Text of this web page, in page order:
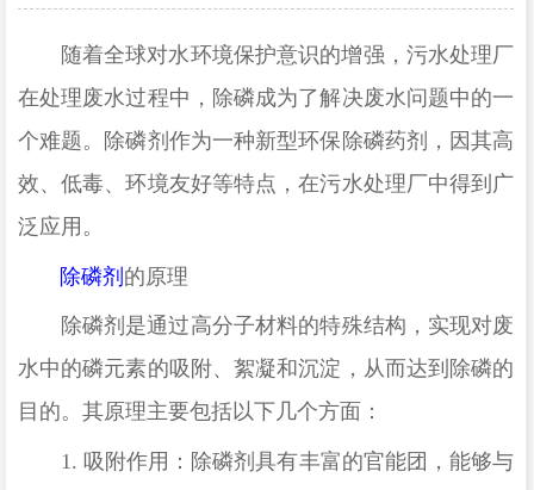
随着全球对水环境保护意识的增强，污水处理厂
在处理废水过程中，除磷成为了解决废水问题中的一
个难题。除磷剂作为一种新型环保除磷药剂 ，因其高
效、低毒、环境友好等特点，在污水处理厂中得到广
泛应用。
除磷剂 的原理
除磷剂是通过高分子材料的特殊结构，实现对废
水中的磷元素的吸附、絮凝和沉淀，从而达到除磷的
目的。其原理主要包括以下几个方面：
1. 吸附作用：除磷剂具有丰富的官能团，能够与